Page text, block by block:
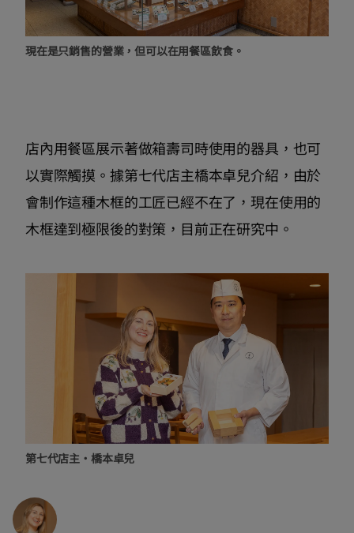
現在是只銷售的營業，但可以在用餐區飲食。
店內用餐區展示著做箱壽司時使用的器具，也可
以實際觸摸。據第七代店主橋本卓兒介紹，由於
會制作這種木框的工匠已經不在了，現在使用的
木框達到極限後的對策，目前正在研究中。
第七代店主·橋本卓兒